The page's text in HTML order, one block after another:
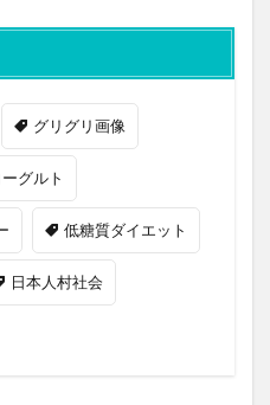
グリグリ画像
ーグルト
低糖質ダイエット
日本人村社会